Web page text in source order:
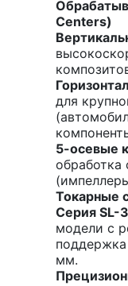
Centers)
для
5-осевые
обработка
Токарные
Серия SL-
модели с
мм.